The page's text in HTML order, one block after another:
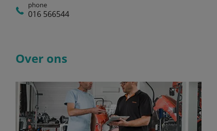
phone
016 566544
Over ons